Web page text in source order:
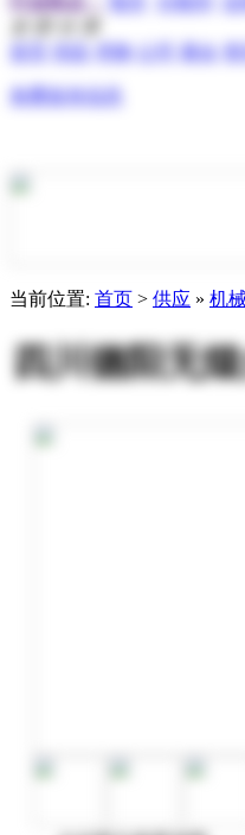
求购 展会
免费发布信息
当前位置: 首页 > 供应 » 机
四川德阳无